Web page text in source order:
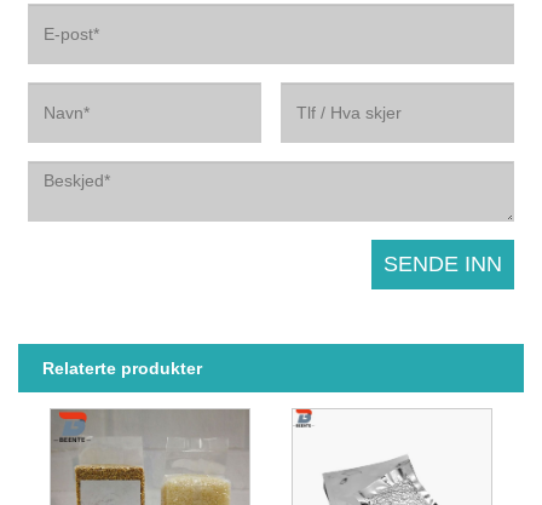
Relaterte produkter